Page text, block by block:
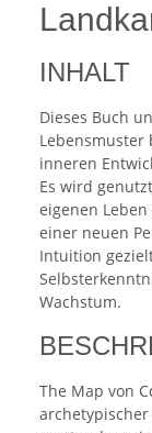
INHALT
Dieses Buch
Lebensmuster
inneren
Es wird
eigenen
einer neuen
Intuition
Wachstum.
The Map von
archetypischer